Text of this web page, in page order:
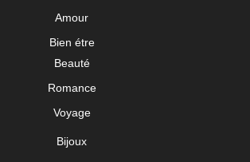
Amour
Bien étre
Beauté
Romance
Voyage
Bijoux